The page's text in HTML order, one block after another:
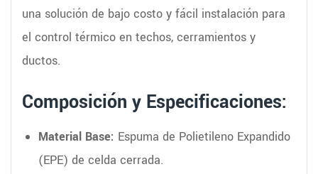
una solución de bajo costo y fácil instalación para
el control térmico en techos, cerramientos y
ductos.
Composición y Especificaciones:
Material Base: Espuma de Polietileno Expandido
(EPE) de celda cerrada.